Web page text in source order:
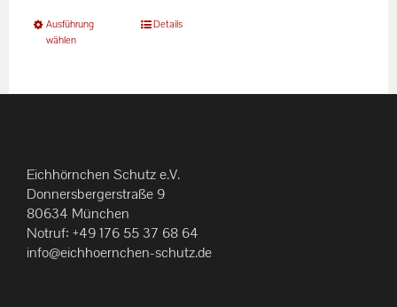
Ausführung
wählen
Dieses
mehrere
Die
Optionen
auf
der
Details
Eichhörnchen Schutz e.V.
Donnersbergerstraße 9
80634 München
Notruf: +49 176 55 37 68 64
info@eichhoernchen-schutz.de